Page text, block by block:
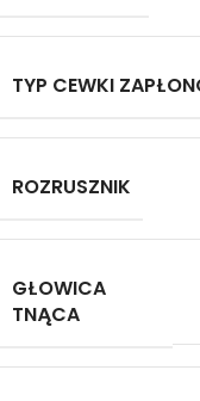
TYP CEWKI
ROZRUSZNIK
GŁOWICA
TNĄCA